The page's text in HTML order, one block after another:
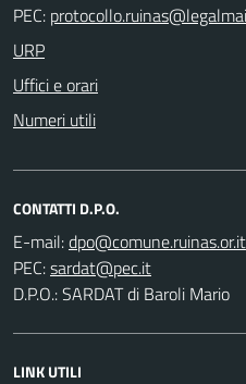
PEC:
URP
Uffici e orari
Numeri utili
CONTATTI D.P.O.
E-mail:
PEC:
D.P.O.: SARDAT di Baroli Mario
LINK UTILI